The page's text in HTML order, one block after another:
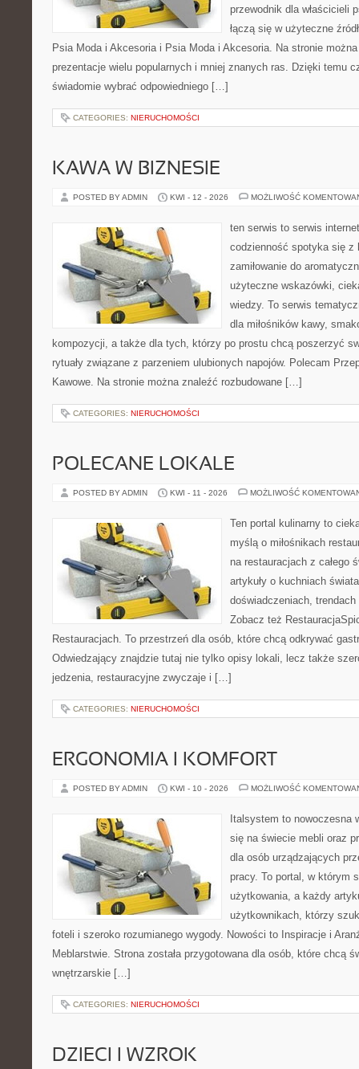
przewodnik dla właścicieli
łączą się w użyteczne
Psia Moda i Akcesoria i Psia Moda i Akcesoria. Na stronie
prezentacje wielu popularnych i mniej znanych ras. Dzięki temu
świadomie wybrać odpowiedniego […]
CATEGORIES: NIERUCHOMOŚCI
KAWA W BIZNESIE
POSTED BY ADMIN KWI - 12 - 2026 MOŻLIWOŚĆ
ten serwis to serwis
codzienność spotyka się z
zamiłowanie do
użyteczne wskazówki,
wiedzy. To serwis
dla miłośników kawy,
kompozycji, a także dla tych, którzy po prostu chcą poszerzyć
rytuały związane z parzeniem ulubionych napojów. Polecam
Kawowe. Na stronie można znaleźć rozbudowane […]
CATEGORIES: NIERUCHOMOŚCI
POLECANE LOKALE
POSTED BY ADMIN KWI - 11 - 2026 MOŻLIWOŚĆ
Ten portal kulinarny to
myślą o miłośnikach
na restauracjach z całego
artykuły o kuchniach
doświadczeniach,
Zobacz też
Restauracjach. To przestrzeń dla osób, które chcą odkrywać
Odwiedzający znajdzie tutaj nie tylko opisy lokali, lecz także
jedzenia, restauracyjne zwyczaje i […]
CATEGORIES: NIERUCHOMOŚCI
ERGONOMIA I KOMFORT
POSTED BY ADMIN KWI - 10 - 2026 MOŻLIWOŚĆ
Italsystem to nowoczesna
się na świecie mebli oraz
dla osób urządzających
pracy. To portal, w którym
użytkowania, a każdy
użytkownikach, którzy
foteli i szeroko rozumianego wygody. Nowości to Inspiracje i
Meblarstwie. Strona została przygotowana dla osób, które chcą
wnętrzarskie […]
CATEGORIES: NIERUCHOMOŚCI
DZIECI I WZROK